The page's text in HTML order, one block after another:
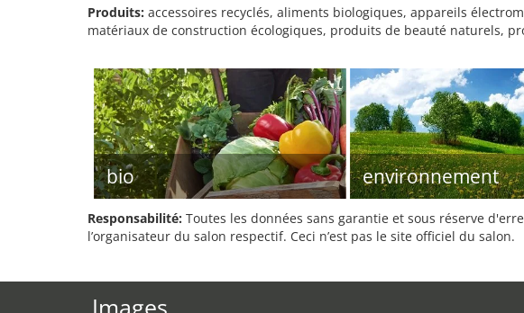
Produits: accessoires recyclés, aliments biologiques, appareils
matériaux de construction écologiques, produits de beauté naturels,
bio environnement
Responsabilité: Toutes les données sans garantie et sous réserve
l’organisateur du salon respectif. Ceci n’est pas le site officiel du salon.
Images